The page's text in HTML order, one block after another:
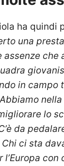
ha quindi
una
assenze che
in campo
lo
da
ci sta
con